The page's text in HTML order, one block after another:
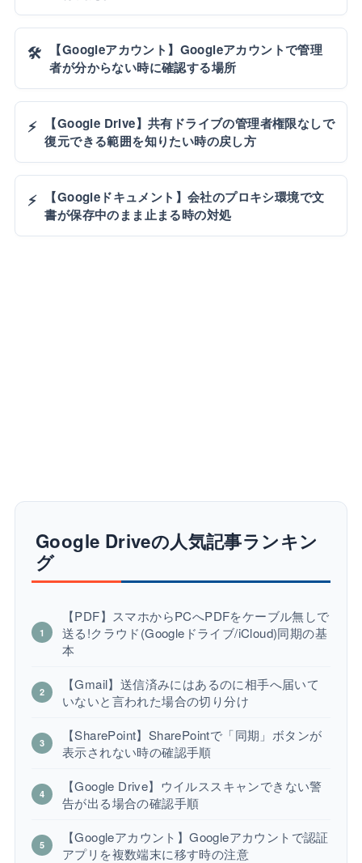
🛠️
【Googleアカウント】Googleアカウントで管理
者が分からない時に確認する場所
⚡
【Google Drive】共有ドライブの管理者権限なしで
復元できる範囲を知りたい時の戻し方
⚡
【Googleドキュメント】会社のプロキシ環境で文
書が保存中のまま止まる時の対処
Google Driveの人気記事ランキン
グ
【PDF】スマホからPCへPDFをケーブル無しで
送る!クラウド(Googleドライブ/iCloud)同期の基
本
【Gmail】送信済みにはあるのに相手へ届いて
いないと言われた場合の切り分け
【SharePoint】SharePointで「同期」ボタンが
表示されない時の確認手順
【Google Drive】ウイルススキャンできない警
告が出る場合の確認手順
【Googleアカウント】Googleアカウントで認証
アプリを複数端末に移す時の注意